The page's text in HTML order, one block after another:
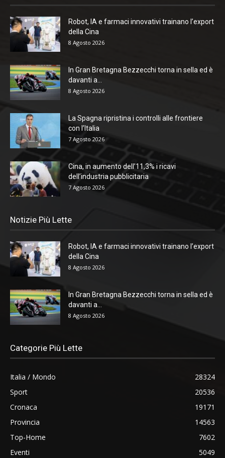
Robot, IA e farmaci innovativi trainano l’export
della Cina
8 Agosto 2026
In Gran Bretagna Bezzecchi torna in sella ed è
davanti a...
8 Agosto 2026
La Spagna ripristina i controlli alle frontiere
con l’Italia
7 Agosto 2026
Cina, in aumento dell’11,3% i ricavi
dell’industria pubblicitaria
7 Agosto 2026
Notizie Più Lette
Robot, IA e farmaci innovativi trainano l’export
della Cina
8 Agosto 2026
In Gran Bretagna Bezzecchi torna in sella ed è
davanti a...
8 Agosto 2026
Categorie Più Lette
Italia / Mondo
28324
Sport
20536
Cronaca
19171
Provincia
14563
Top-Home
7602
Eventi
5049